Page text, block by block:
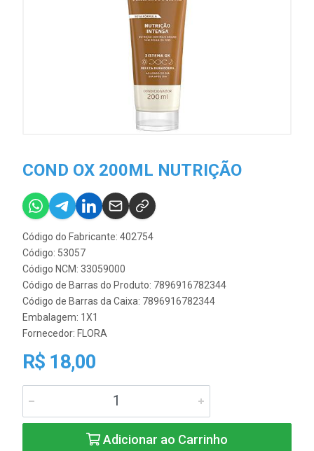
COND OX 200ML NUTRIÇÃO
Código do Fabricante: 402754
Código: 53057
Código NCM: 33059000
Código de Barras do Produto: 7896916782344
Código de Barras da Caixa: 7896916782344
Embalagem: 1X1
Fornecedor: FLORA
R$ 18,00
Adicionar ao Carrinho